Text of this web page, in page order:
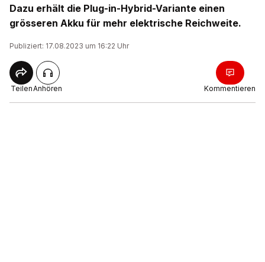
Dazu erhält die Plug-in-Hybrid-Variante einen
grösseren Akku für mehr elektrische Reichweite.
Publiziert: 17.08.2023 um 16:22 Uhr
TeilenAnhören Kommentieren